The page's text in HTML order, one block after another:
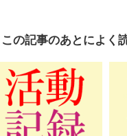
この記事のあとによく